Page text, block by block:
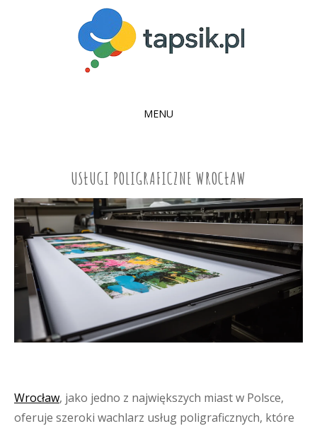
MENU
USŁUGI POLIGRAFICZNE WROCŁAW
Wrocław, jako jedno z największych miast w Polsce,
oferuje szeroki wachlarz usług poligraficznych, które